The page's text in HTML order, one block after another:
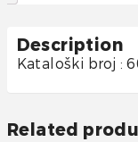
Description
Kataloški broj :
Related